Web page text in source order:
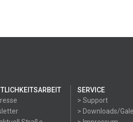
SERVICE
> Support
> Downloads/